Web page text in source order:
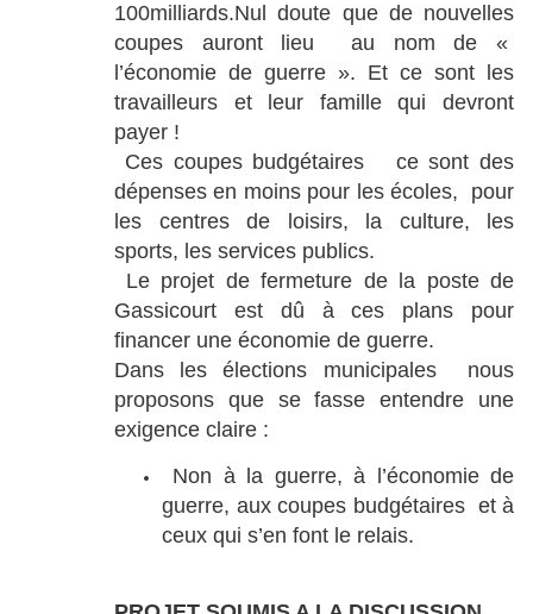
100milliards.Nul doute que de nouvelles
coupes auront lieu au nom de «
l’économie de guerre ». Et ce sont les
travailleurs et leur famille qui devront
payer !
Ces coupes budgétaires ce sont des
dépenses en moins pour les écoles, pour
les centres de loisirs, la culture, les
sports, les services publics.
Le projet de fermeture de la poste de
Gassicourt est dû à ces plans pour
financer une économie de guerre.
Dans les élections municipales nous
proposons que se fasse entendre une
exigence claire :
Non à la guerre, à l’économie de
guerre, aux coupes budgétaires et à
ceux qui s’en font le relais.